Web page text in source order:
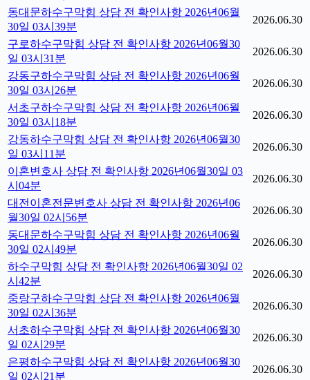
동대문하수구막힘 상담 전 확인사항 2026년06월
30일 03시39분
2026.06.30
구로하수구막힘 상담 전 확인사항 2026년06월30
일 03시31분
2026.06.30
강동구하수구막힘 상담 전 확인사항 2026년06월
30일 03시26분
2026.06.30
서초구하수구막힘 상담 전 확인사항 2026년06월
30일 03시18분
2026.06.30
강동하수구막힘 상담 전 확인사항 2026년06월30
일 03시11분
2026.06.30
이혼변호사 상담 전 확인사항 2026년06월30일 03
시04분
2026.06.30
대전이혼전문변호사 상담 전 확인사항 2026년06
월30일 02시56분
2026.06.30
동대문하수구막힘 상담 전 확인사항 2026년06월
30일 02시49분
2026.06.30
하수구막힘 상담 전 확인사항 2026년06월30일 02
시42분
2026.06.30
중랑구하수구막힘 상담 전 확인사항 2026년06월
30일 02시36분
2026.06.30
서초하수구막힘 상담 전 확인사항 2026년06월30
일 02시29분
2026.06.30
은평하수구막힘 상담 전 확인사항 2026년06월30
일 02시21분
2026.06.30